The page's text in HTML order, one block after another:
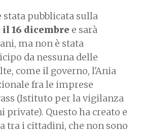
stata pubblicata sulla
il 16 dicembre e sarà
ma non è stata
da nessuna delle
come il governo, l'Ania
fra le imprese
(Istituto per la vigilanza
private). Questo ha creato e
tra i cittadini, che non sono